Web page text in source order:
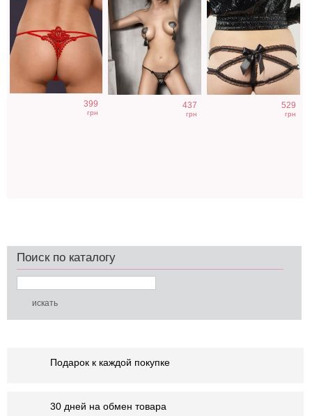
399
грн
437
грн
529
грн
Поиск по каталогу
Подарок к каждой покупке
30 дней на обмен товара